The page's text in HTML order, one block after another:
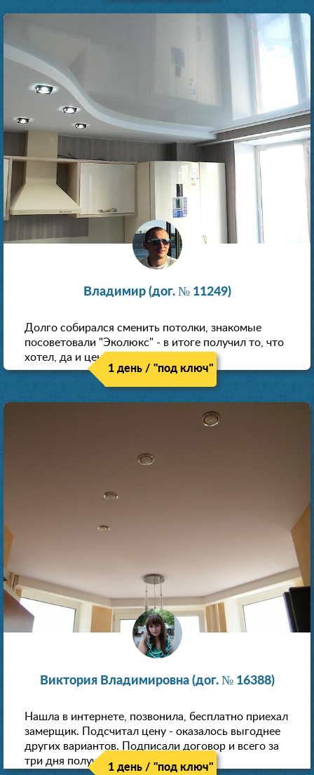
Владимир (дог. № 11249)
Долго собирался сменить потолки, знакомые
посоветовали "Эколюкс" - в итоге получил то, что
хотел, да и цена нормальная.
1 день / "под ключ"
Виктория Владимировна (дог. № 16388)
Нашла в интернете, позвонила, бесплатно приехал
замерщик. Подсчитал цену - оказалось выгоднее
других вариантов. Подписали договор и всего за
три дня получили новые потолки!
1 день / "под ключ"